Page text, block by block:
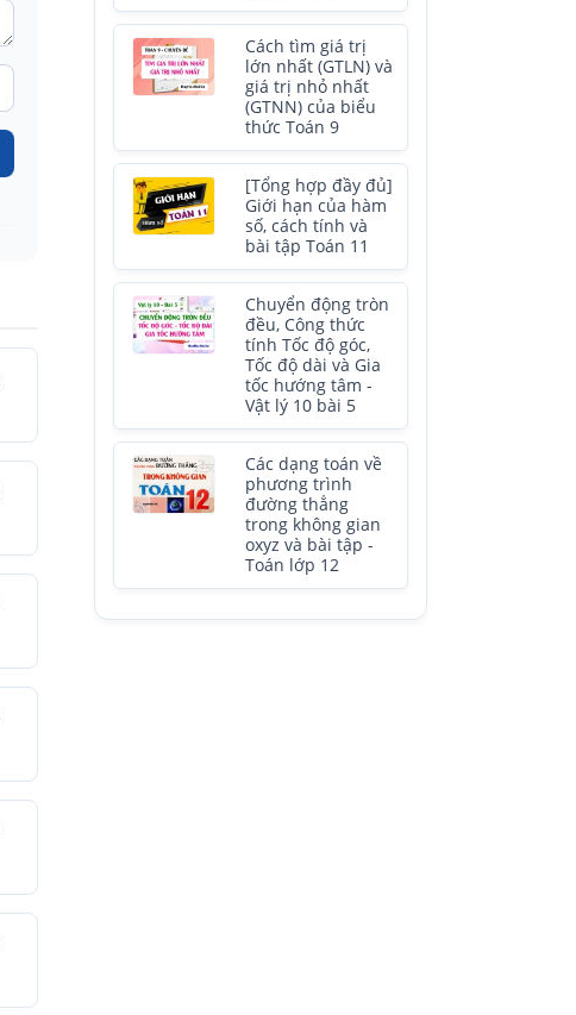
Cách tìm giá trị
lớn nhất (GTLN) và
giá trị nhỏ nhất
(GTNN) của biểu
thức Toán 9
[Tổng hợp đầy đủ]
Giới hạn của hàm
số, cách tính và
bài tập Toán 11
Chuyển động tròn
đều, Công thức
tính Tốc độ góc,
Tốc độ dài và Gia
tốc hướng tâm -
Vật lý 10 bài 5
Các dạng toán về
phương trình
đường thẳng
trong không gian
oxyz và bài tập -
Toán lớp 12